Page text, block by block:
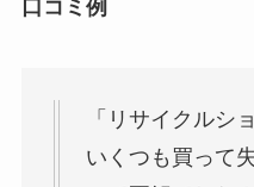
口コミ例
「リサイクルシ
いくつも買って